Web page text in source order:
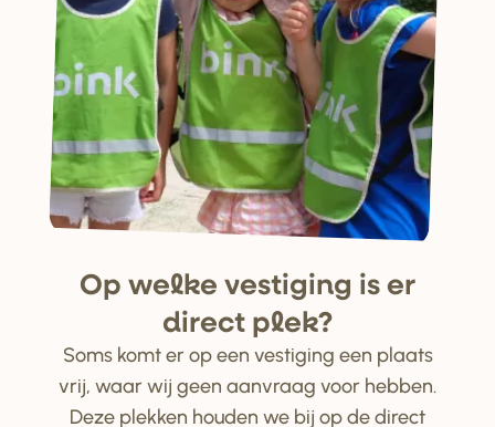
Op welke vestiging is er
direct plek?
Soms komt er op een vestiging een plaats
vrij, waar wij geen aanvraag voor hebben.
Deze plekken houden we bij op de direct